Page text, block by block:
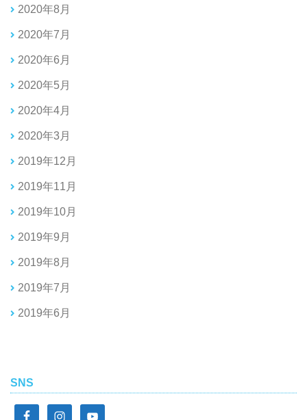
2020年8月
2020年7月
2020年6月
2020年5月
2020年4月
2020年3月
2019年12月
2019年11月
2019年10月
2019年9月
2019年8月
2019年7月
2019年6月
SNS